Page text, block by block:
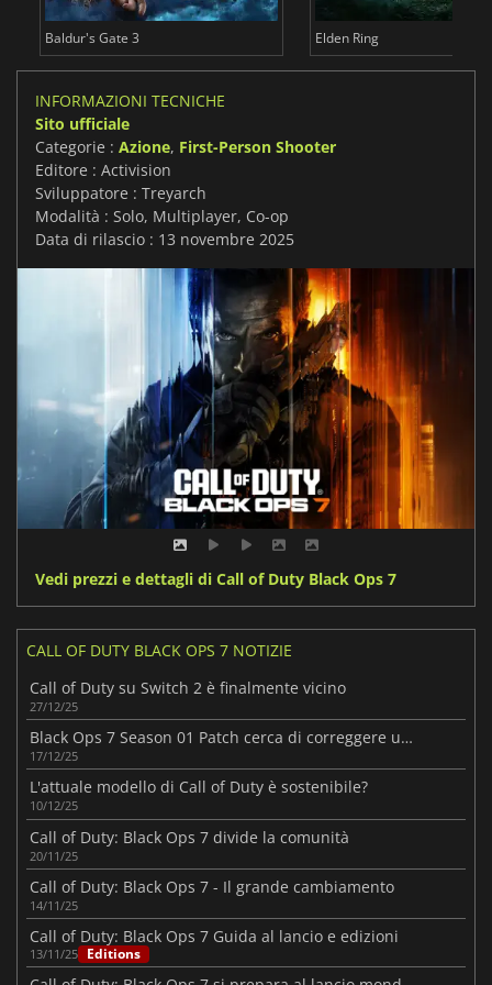
Baldur's Gate 3 Elden Ring
INFORMAZIONI TECNICHE
Sito ufficiale
Categorie : Azione, First-Person Shooter
Editore : Activision
Sviluppatore : Treyarch
Modalità : Solo, Multiplayer, Co-op
Data di rilascio : 13 novembre 2025
Vedi prezzi e dettagli di Call of Duty Black Ops 7
CALL OF DUTY BLACK OPS 7 NOTIZIE
Call of Duty su Switch 2 è finalmente vicino
27/12/25
Black Ops 7 Season 01 Patch cerca di correggere un inizio difficile
17/12/25
L'attuale modello di Call of Duty è sostenibile?
10/12/25
Call of Duty: Black Ops 7 divide la comunità
20/11/25
Call of Duty: Black Ops 7 - Il grande cambiamento
14/11/25
Call of Duty: Black Ops 7 Guida al lancio e edizioni
13/11/25 Editions